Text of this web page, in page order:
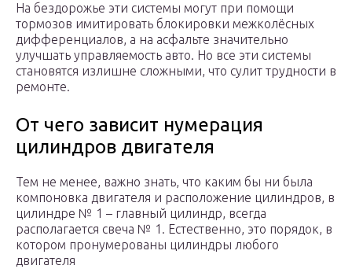
На бездорожье эти системы могут при помощи
тормозов имитировать блокировки межколёсных
дифференциалов, а на асфальте значительно
улучшать управляемость авто. Но все эти системы
становятся излишне сложными, что сулит трудности в
ремонте.
От чего зависит нумерация
цилиндров двигателя
Тем не менее, важно знать, что каким бы ни была
компоновка двигателя и расположение цилиндров, в
цилиндре № 1 – главный цилиндр, всегда
располагается свеча № 1. Естественно, это порядок, в
котором пронумерованы цилиндры любого
двигателя